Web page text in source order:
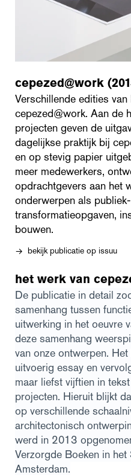
cepezed@work
Verschillende edities
cepezed@work. Aan de
projecten geven de
dagelijkse praktijk bij
en op stevig papier
meer medewerkers,
opdrachtgevers aan het
onderwerpen als
transformatieopgaven,
bouwen.
→ bekijk publicatie op issuu
het werk van
De publicatie in detail
samenhang tussen
uitwerking in het oeuvre
deze samenhang
van onze ontwerpen.
uitvoerig essay en
maar liefst vijftien in
projecten. Hieruit blijkt
op verschillende
architectonisch
werd in 2013
Verzorgde Boeken in
Amsterdam.